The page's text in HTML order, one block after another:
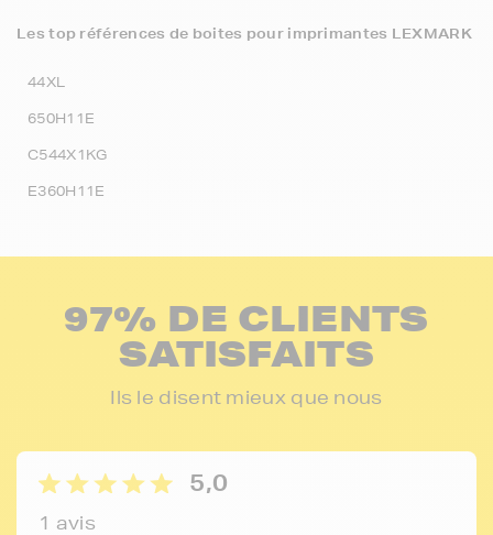
Les top références de boites pour imprimantes LEXMARK
44XL
650H11E
C544X1KG
E360H11E
97% DE CLIENTS
SATISFAITS
Ils le disent mieux que nous
5,0
1 avis